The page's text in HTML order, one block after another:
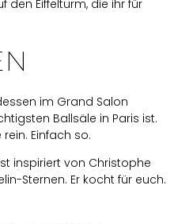
den Eiffelturm, die ihr für
im Grand Salon
Ballsäle in Paris ist.
Einfach so.
inspiriert von Christophe
Sternen. Er kocht für euch.